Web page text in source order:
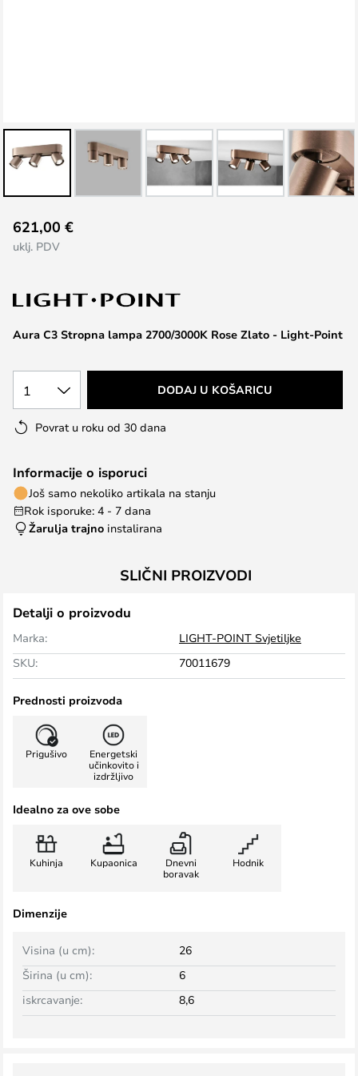
to
the
of
images
Aura C3 Stropna lampa 2700/3000K Rose Zlato - Light-Point
621,00 €
uklj. PDV
1 DODAJ U KOŠARICU
Povrat u roku od 30 dana
Informacije o isporuci
Još samo nekoliko artikala na stanju
Rok isporuke: 4 - 7 dana
Žarulja trajno instalirana
SLIČNI PROIZVODI
Detalji o proizvodu
Marka:
LIGHT-POINT Svjetiljke
SKU:
70011679
Prednosti proizvoda
Prigušivo
Energetski
učinkovito i
izdržljivo
Idealno za ove sobe
Kuhinja Kupaonica
Dnevni
boravak
Hodnik
Dimenzije
Širina (u cm): 6
Visina (u cm): 26
iskrcavanje: 8,6